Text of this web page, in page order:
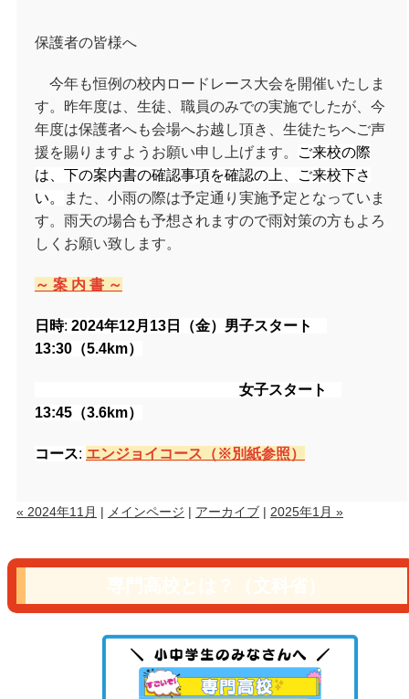
保護者の皆様へ
今年も恒例の校内ロードレース大会を開催いたしま
す。昨年度は、生徒、職員のみでの実施でしたが、今
年度は保護者へも会場へお越し頂き、生徒たちへご声
援を賜りますようお願い申し上げます。
ご来校の際
は、下の案内書の確認事項を確認の上、ご来校下さ
い。
また、小雨の際は予定通り実施予定となっていま
す。雨天の場合も予想されますので雨対策の⽅もよろ
しくお願い致します。
～ 案 内 書 ～
日時: 2024年12月13日（金）男子スタート
13:30（5.4km）
女子スタート
13:45（3.6km）
コース: エンジョイコース（※別紙参照）
« 2024年11月 | メインページ | アーカイブ | 2025年1月 »